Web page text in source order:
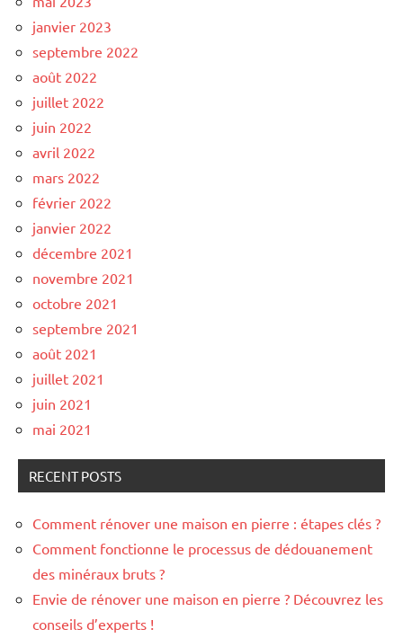
janvier 2023
septembre 2022
août 2022
juillet 2022
juin 2022
avril 2022
mars 2022
février 2022
janvier 2022
décembre 2021
novembre 2021
octobre 2021
septembre 2021
août 2021
juillet 2021
juin 2021
mai 2021
RECENT POSTS
Comment rénover une maison en pierre : étapes clés ?
Comment fonctionne le processus de dédouanement
des minéraux bruts ?
Envie de rénover une maison en pierre ? Découvrez les
conseils d’experts !